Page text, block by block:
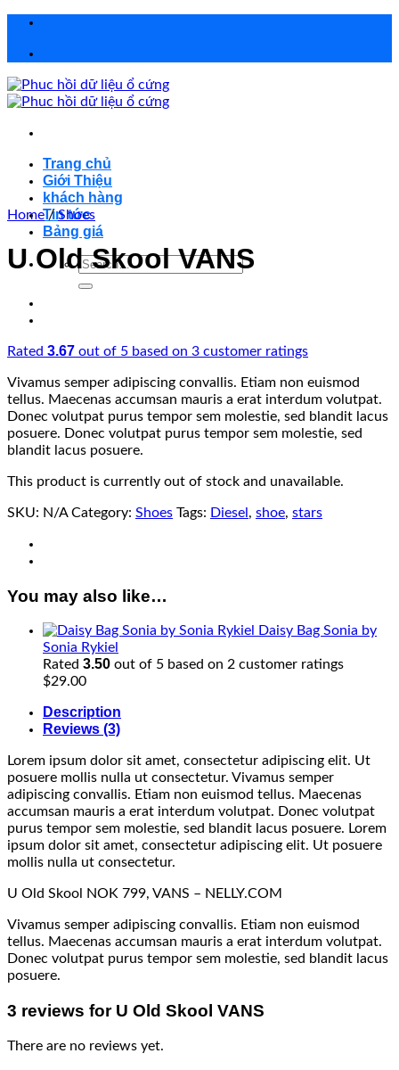
Chuyển
Trang chủ
Giới Thiệu
khách hàng
Tin tức
Bảng giá
Search
Home / Shoes
U Old Skool VANS
Rated 3.67 out of 5 based on 3 customer ratings
Vivamus semper adipiscing convallis. Etiam non euismod
tellus. Maecenas accumsan mauris a erat interdum volutpat.
Donec volutpat purus tempor sem molestie, sed blandit lacus
posuere. Donec volutpat purus tempor sem molestie, sed
blandit lacus posuere.
This product is currently out of stock and unavailable.
SKU: N/A Category: Shoes Tags: Diesel , shoe, stars
You may also like…
Daisy Bag Sonia by
Sonia Rykiel
Rated 3.50 out of 5 based on 2 customer ratings
$29.00
Description
Reviews (3)
Lorem ipsum dolor sit amet, consectetur adipiscing elit. Ut
posuere mollis nulla ut consectetur. Vivamus semper
adipiscing convallis. Etiam non euismod tellus. Maecenas
accumsan mauris a erat interdum volutpat. Donec volutpat
purus tempor sem molestie, sed blandit lacus posuere. Lorem
ipsum dolor sit amet, consectetur adipiscing elit. Ut posuere
mollis nulla ut consectetur.
U Old Skool NOK 799, VANS – NELLY.COM
Vivamus semper adipiscing convallis. Etiam non euismod
tellus. Maecenas accumsan mauris a erat interdum volutpat.
Donec volutpat purus tempor sem molestie, sed blandit lacus
posuere.
3 reviews for U Old Skool VANS
There are no reviews yet.